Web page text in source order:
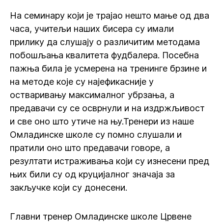
На семинару који је трајао нешто мање од два
часа, учитељи наших бисера су имали
прилику да слушају о различитим методама
побошљања квалитета фудбалера. Посебна
пажња била је усмерена на тренинге брзине и
на методе које су најефикасније у
остваривању максималног убрзања, а
предавачи су се осврнули и на издржљивост
и све оно што утиче на њу.Тренери из наше
Омладинске школе су помно слушали и
пратили оно што предавачи говоре, а
резултати истраживања који су изнесени пред
њих били су од круцијалног значаја за
закључке који су донесени.
Главни тренер Омладинске школе Црвене